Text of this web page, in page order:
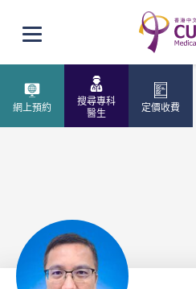
打開選單
網上預約
搜尋專科
醫生
定價收費
主頁 張智醫生